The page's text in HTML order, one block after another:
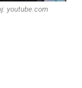
youtube.com